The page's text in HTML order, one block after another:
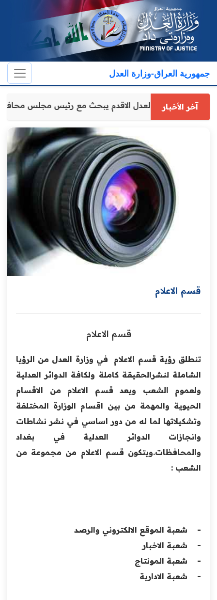
جمهورية العراق-وزارة العدل
آخر الأخبار
وكيل وزارة العدل الاقدم يبحث مع رئيس مجلس
قسم الاعلام
قسم الاعلام
تنطلق رؤية قسم الاعلام في وزارة العدل من الرؤيا
الشاملة لنشرالحقيقة كاملة ولكافة الدوائر العدلية
ولعموم الشعب ويعد قسم الاعلام من الاقسام
الحيوية والمهمة من بين اقسام الوزارة المختلفة
وتشكيلاتها لما له من دور اساسي في نشر نشاطات
وانجازات الدوائر العدلية في بغداد
والمحافظات.ويتكون قسم الاعلام من مجموعة من
الشعب :
- شعبة الموقع الالكتروني والرصد
- شعبة الاخبار
- شعبة المونتاج
- شعبة الادارية